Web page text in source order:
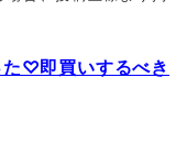
た♡即買いするべき